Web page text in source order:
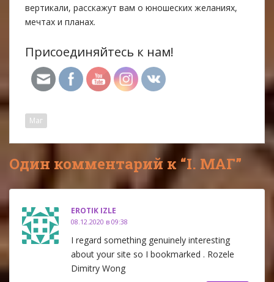
вертикали, расскажут вам о юношеских желаниях,
мечтах и планах.
Присоединяйтесь к нам!
Маг
Один комментарий к “I. МАГ”
EROTIK IZLE
08.12.2020 в 09:38
I regard something genuinely interesting
about your site so I bookmarked . Rozele
Dimitry Wong